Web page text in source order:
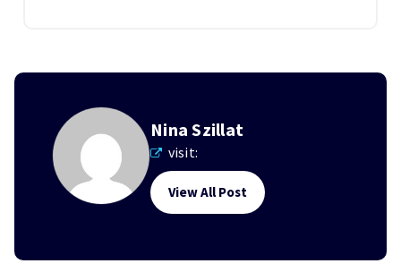
Nina Szillat
visit:
View All Post